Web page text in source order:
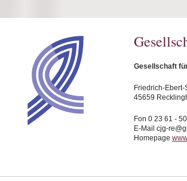
Gesellschaft
Friedrich-Ebert-
45659
Fon 0 23 61 -
E-Mail cjg-
Homepage